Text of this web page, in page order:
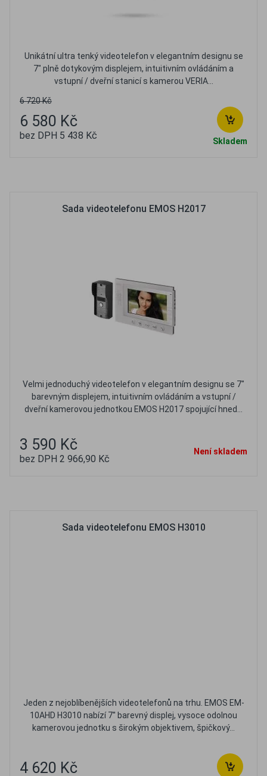
Unikátní ultra tenký videotelefon v elegantním designu se
7" plně dotykovým displejem, intuitivním ovládáním a
vstupní / dveřní stanicí s kamerou VERIA...
6 720 Kč
6 580 Kč
bez DPH 5 438 Kč Skladem
Sada videotelefonu EMOS H2017
Velmi jednoduchý videotelefon v elegantním designu se 7"
barevným displejem, intuitivním ovládáním a vstupní /
dveřní kamerovou jednotkou EMOS H2017 spojující hned...
3 590 Kč
bez DPH 2 966,90 Kč
Není skladem
Sada videotelefonu EMOS H3010
Jeden z nejoblíbenějších videotelefonů na trhu. EMOS EM-
10AHD H3010 nabízí 7'' barevný displej, vysoce odolnou
kamerovou jednotku s širokým objektivem, špičkový...
4 620 Kč